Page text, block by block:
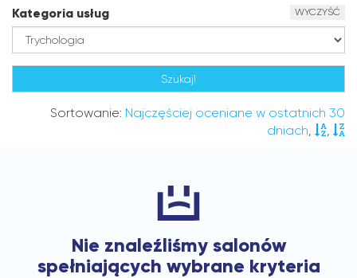
Kategoria usług WYCZYŚĆ
Sortowanie: Najczęściej oceniane w ostatnich 30
dniach, ,
Nie znaleźliśmy salonów
spełniających wybrane kryteria